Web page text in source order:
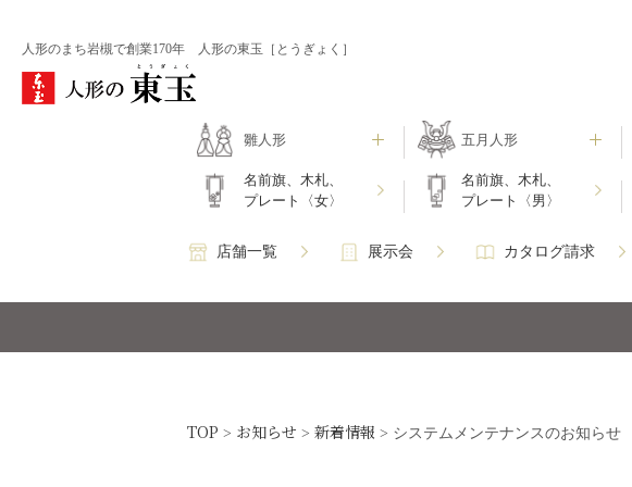
人形のまち岩槻で創業170年 人形の東玉［とうぎょく］
雛人形 五月人形
名前旗、木札、
プレート〈女〉
名前旗、木札、
プレート〈男〉
店舗一覧 展示会 カタログ請求
TOP > お知らせ > 新着情報 > システムメンテナンスのお知らせ